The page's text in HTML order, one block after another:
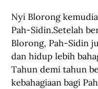
Nyi Blorong
Pah-Sidin.Setelah
Blorong, Pah-Sidin
dan hidup lebih
Tahun demi tahun
kebahagiaan bagi